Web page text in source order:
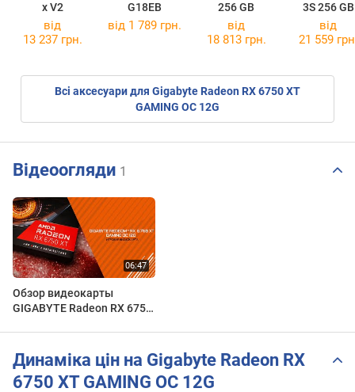
x V2
G18EB
256 GB
3S 256 GB
від
13 237 грн.
від 1 789 грн.
від
18 813 грн.
від
21 559
Всі аксесуари для Gigabyte Radeon RX 6750 XT
GAMING OC 12G
Відеоогляди 1
Обзор видеокарты
GIGABYTE Radeon RX 6750
Динаміка цін на Gigabyte Radeon RX
6750 XT GAMING OC 12G